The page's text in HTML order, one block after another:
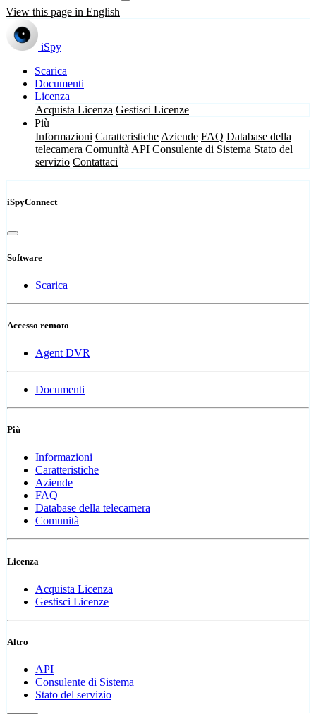
View this page in English
iSpy
Scarica
Documenti
Licenza
Acquista Licenza Gestisci Licenze
Più
Informazioni Caratteristiche Aziende FAQ Database della
telecamera Comunità API Consulente di Sistema Stato del
servizio Contattaci
iSpyConnect
Software
Scarica
Accesso remoto
Agent DVR
Documenti
Più
Informazioni
Caratteristiche
Aziende
FAQ
Database della telecamera
Comunità
Licenza
Acquista Licenza
Gestisci Licenze
Altro
API
Consulente di Sistema
Stato del servizio